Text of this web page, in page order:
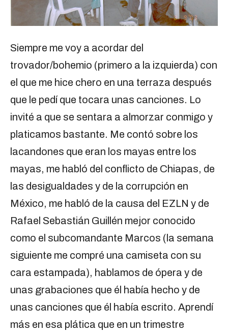
Siempre me voy a acordar del
trovador/bohemio (primero a la izquierda) con
el que me hice chero en una terraza después
que le pedí que tocara unas canciones. Lo
invité a que se sentara a almorzar conmigo y
platicamos bastante. Me contó sobre los
lacandones que eran los mayas entre los
mayas, me habló del conflicto de Chiapas, de
las desigualdades y de la corrupción en
México, me habló de la causa del EZLN y de
Rafael Sebastián Guillén mejor conocido
como el subcomandante Marcos (la semana
siguiente me compré una camiseta con su
cara estampada), hablamos de ópera y de
unas grabaciones que él había hecho y de
unas canciones que él había escrito. Aprendí
más en esa plática que en un trimestre